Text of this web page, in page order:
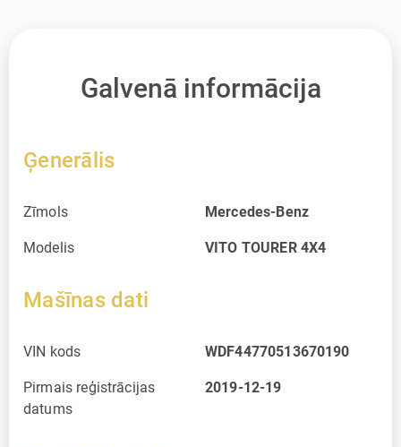
Galvenā informācija
Ģenerālis
Zīmols Mercedes-Benz
Modelis VITO TOURER 4X4
Mašīnas dati
VIN kods WDF44770513670190
Pirmais reģistrācijas
datums
2019-12-19